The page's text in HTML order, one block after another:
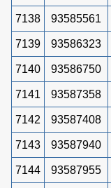
7138 93585561
7139 93586323
7140 93586750
7141 93587358
7142 93587408
7143 93587940
7144 93587955